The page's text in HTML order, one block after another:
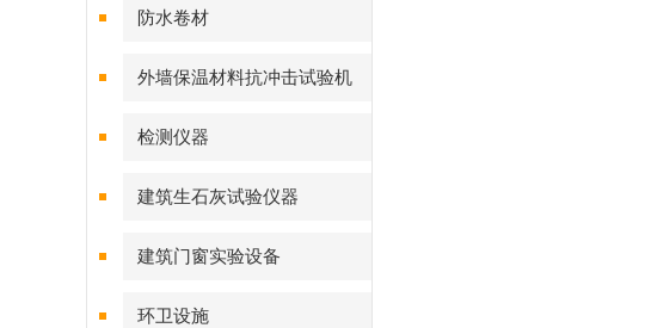
防水卷材
外墙保温材料抗冲击试验机
检测仪器
建筑生石灰试验仪器
建筑门窗实验设备
环卫设施